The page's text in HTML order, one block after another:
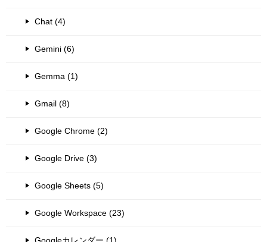
Chat (4)
Gemini (6)
Gemma (1)
Gmail (8)
Google Chrome (2)
Google Drive (3)
Google Sheets (5)
Google Workspace (23)
Googleカレンダー (1)